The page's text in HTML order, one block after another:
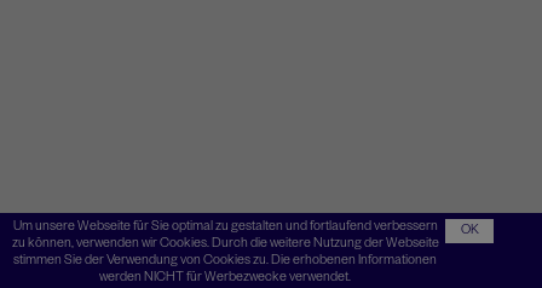
Um unsere Webseite für Sie optimal zu gestalten und fortlaufend verbessern
zu können, verwenden wir Cookies. Durch die weitere Nutzung der Webseite
stimmen Sie der Verwendung von Cookies zu. Die erhobenen Informationen
werden NICHT für Werbezwecke verwendet.
OK